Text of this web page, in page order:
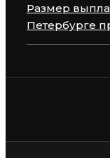
Размер
Петербурге